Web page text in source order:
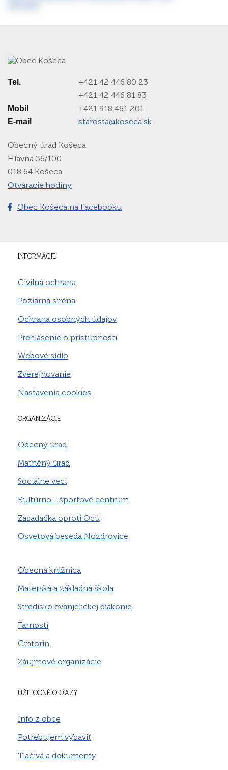
Tel.
+421 42 446 80 23
+421 42 446 81 83
Mobil +421 918 461 201
E-mail starosta@koseca.sk
Obecný úrad Košeca
Hlavná 36/100
018 64 Košeca
Otváracie hodiny
Obec Košeca na Facebooku
INFORMÁCIE
Civilná ochrana
Požiarna siréna
Ochrana osobných údajov
Prehlásenie o prístupnosti
Webové sídlo
Zverejňovanie
Nastavenia cookies
ORGANIZÁCIE
Obecný úrad
Matričný úrad
Sociálne veci
Kultúrno - športové centrum
Zasadačka oproti Ocú
Osvetová beseda Nozdrovice
Obecná knižnica
Materská a základná škola
Stredisko evanjelickej diakonie
Farnosti
Cintorín
Záujmové organizácie
UŽITOČNÉ ODKAZY
Info z obce
Potrebujem vybaviť
Tlačivá a dokumenty